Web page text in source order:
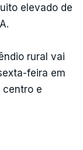
elevado de
rural vai
feira em
centro e